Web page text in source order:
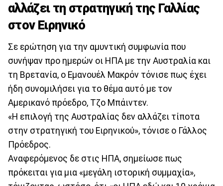
αλλάζει τη στρατηγική της Γαλλίας
στον Ειρηνικό
Σε ερώτηση για την αμυντική συμφωνία που
συνήψαν προ ημερών οι ΗΠΑ με την Αυστραλία και
τη Βρετανία, ο Εμανουέλ Μακρόν τόνισε πως έχει
ήδη συνομιλήσει για το θέμα αυτό με τον
Αμερικανό πρόεδρο, Τζο Μπάιντεν.
«Η επιλογή της Αυστραλίας δεν αλλάζει τίποτα
στην στρατηγική του Ειρηνικού», τόνισε ο Γάλλος
Πρόεδρος.
Αναφερόμενος δε στις ΗΠΑ, σημείωσε πως
πρόκειται για μια «μεγάλη ιστορική συμμαχία»,